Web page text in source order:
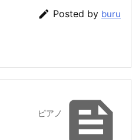
 Posted by buru

ピアノ